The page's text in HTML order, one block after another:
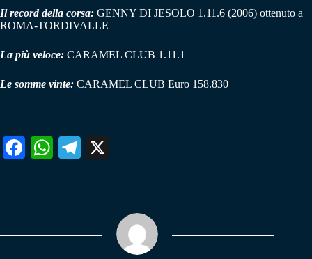
Il record della corsa: GENNY DI JESOLO 1.11.6 (2006) ottenuto a
ROMA-TORDIVALLE
La più veloce: CARAMEL CLUB 1.11.1
Le somme vinte: CARAMEL CLUB Euro 158.830
Fa W
pp
Te
m